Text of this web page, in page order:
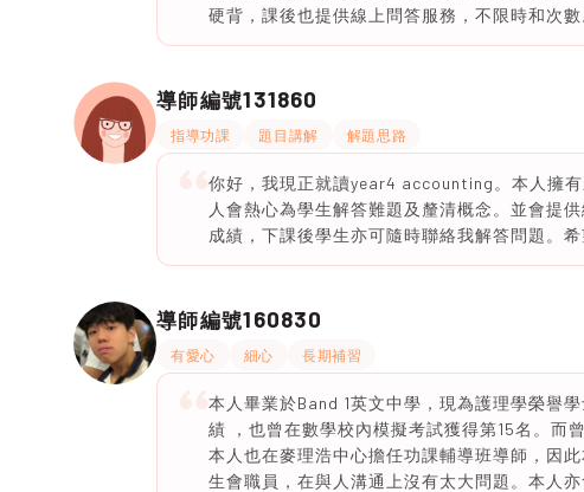
硬背，課後也提供線上問答服務，不限時和次數
導師編號131860
指導功課 題目講解 解題思路
你好，我現正就讀year4 accounting。本人擁
人會熱心為學生解答難題及釐清概念。並會提
成績，下課後學生亦可隨時聯絡我解答問題。
導師編號160830
有愛心 細心 長期補習
本人畢業於Band 1英文中學，現為護理學榮譽
績 ，也曾在數學校內模擬考試獲得第15名。而
本人也在麥理浩中心擔任功課輔導班導師，因
生會職員，在與人溝通上沒有太大問題。本人